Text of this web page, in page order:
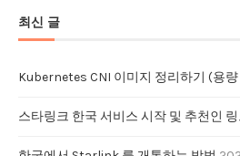
최신 글
Kubernetes CNI 이미지 정리하기 (용
스타링크 한국 서비스 시작 및 추천인